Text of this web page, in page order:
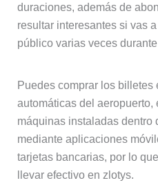
duraciones, además de
resultar interesantes si vas
público varias veces
Puedes comprar los billetes
automáticas del aeropuerto,
máquinas instaladas dentro
mediante aplicaciones
tarjetas bancarias, por lo
llevar efectivo en zlotys.